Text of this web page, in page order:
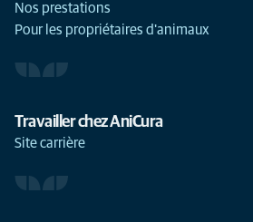
Nos prestations
Pour les propriétaires d'animaux
Travailler chez AniCura
Site carrière